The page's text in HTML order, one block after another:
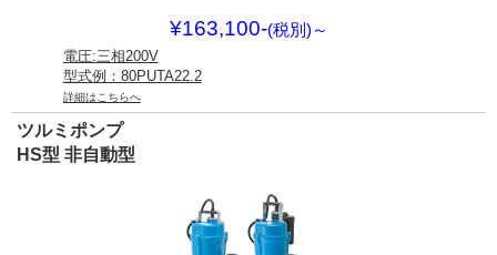
¥163,100-(税別) ～
電圧:三相200V
型式例：80PUTA22.2
詳細はこちらへ
ツルミポンプ
HS型 非自動型